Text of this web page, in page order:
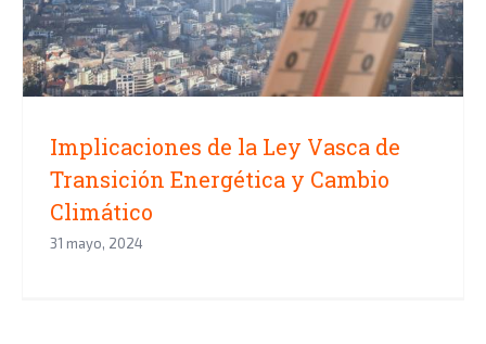
Climático
Implicaciones de la Ley Vasca de
Transición Energética y Cambio
Climático
31 mayo, 2024